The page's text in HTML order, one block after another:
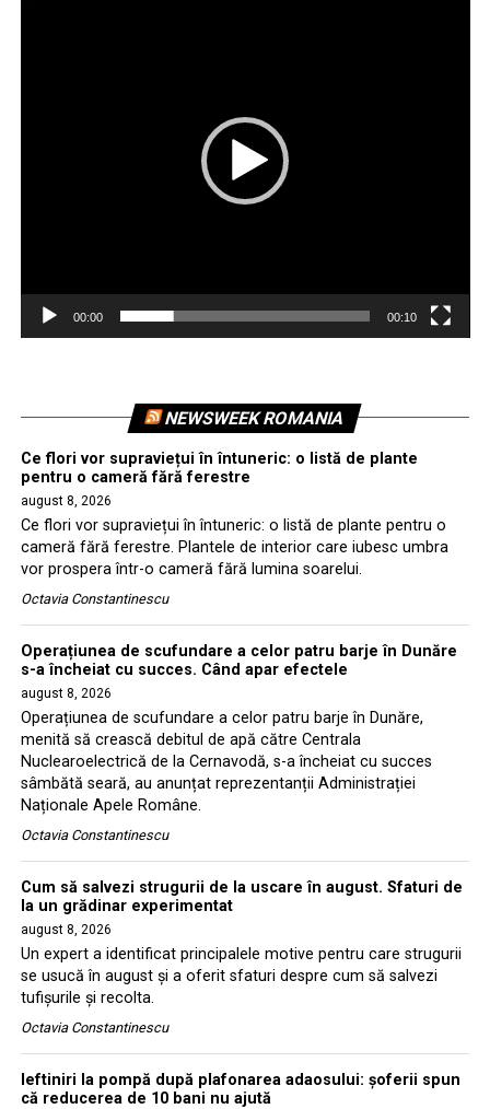
00:00 00:10
NEWSWEEK ROMANIA
Ce flori vor supraviețui în întuneric: o listă de plante
pentru o cameră fără ferestre
august 8, 2026
Ce flori vor supraviețui în întuneric: o listă de plante pentru o
cameră fără ferestre. Plantele de interior care iubesc umbra
vor prospera într-o cameră fără lumina soarelui.
Octavia Constantinescu
Operațiunea de scufundare a celor patru barje în Dunăre
s-a încheiat cu succes. Când apar efectele
august 8, 2026
Operațiunea de scufundare a celor patru barje în Dunăre,
menită să crească debitul de apă către Centrala
Nuclearoelectrică de la Cernavodă, s-a încheiat cu succes
sâmbătă seară, au anunțat reprezentanții Administrației
Naționale Apele Române.
Octavia Constantinescu
Cum să salvezi strugurii de la uscare în august. Sfaturi de
la un grădinar experimentat
august 8, 2026
Un expert a identificat principalele motive pentru care strugurii
se usucă în august și a oferit sfaturi despre cum să salvezi
tufișurile și recolta.
Octavia Constantinescu
Ieftiniri la pompă după plafonarea adaosului: șoferii spun
că reducerea de 10 bani nu ajută